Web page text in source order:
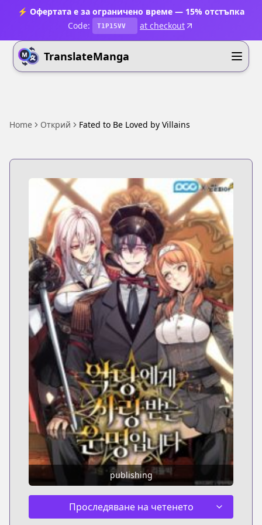
⚡ Офертата е за ограничено време — 15% отстъпка
Code:
T1P15VV at checkout
TranslateManga
Home Открий Fated to Be Loved by Villains
publishing
Проследяване на четенето